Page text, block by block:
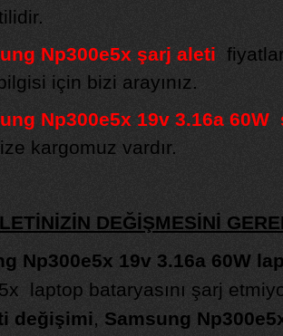
Np300e5x şarj aleti
için bizi arayınız.
Np300e5x 19v 3.16a 60W
kargomuz vardır.
DEĞİŞMESİNİ
Np300e5x 19v 3.16a 60W
laptop bataryasını şarj
değişimi, Samsung